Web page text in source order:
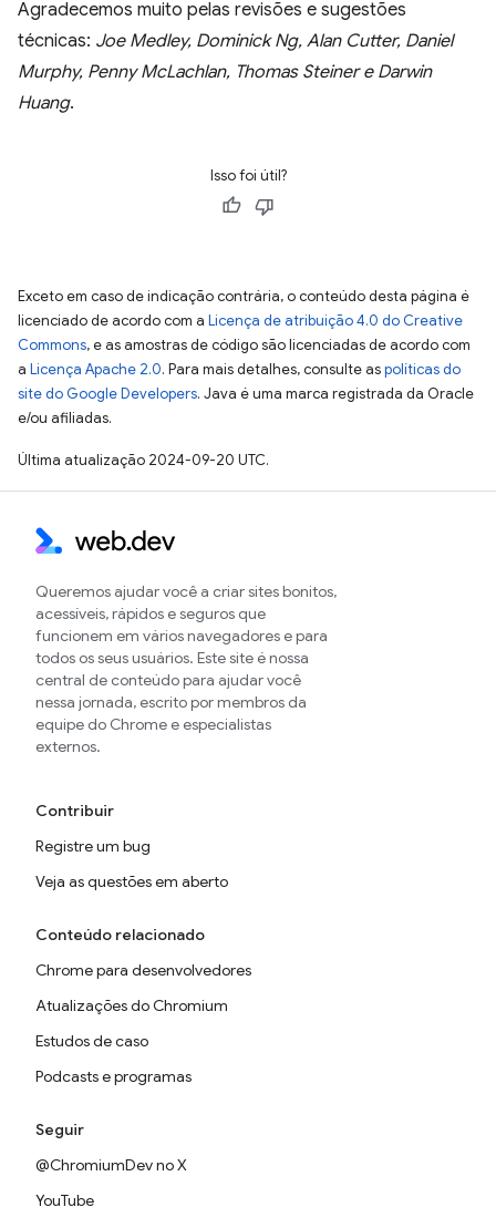
Agradecemos muito pelas revisões e sugestões
técnicas: Joe Medley, Dominick Ng, Alan Cutter, Daniel
Murphy, Penny McLachlan, Thomas Steiner e Darwin
Huang.
Isso foi útil?
Exceto em caso de indicação contrária, o conteúdo desta página é
licenciado de acordo com a Licença de atribuição 4.0 do Creative
Commons, e as amostras de código são licenciadas de acordo com
a Licença Apache 2.0. Para mais detalhes, consulte aspolíticas do
site do Google Developers. Java é uma marca registrada da Oracle
e/ou afiliadas.
Última atualização 2024-09-20 UTC.
Queremos ajudar você a criar sites bonitos,
acessíveis, rápidos e seguros que
funcionem em vários navegadores e para
todos os seus usuários. Este site é nossa
central de conteúdo para ajudar você
nessa jornada, escrito por membros da
equipe do Chrome e especialistas
externos.
Contribuir
Registre um bug
Veja as questões em aberto
Conteúdo relacionado
Chrome para desenvolvedores
Atualizações do Chromium
Estudos de caso
Podcasts e programas
Seguir
@ChromiumDev no X
YouTube